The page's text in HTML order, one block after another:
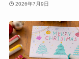
2026年7月9日